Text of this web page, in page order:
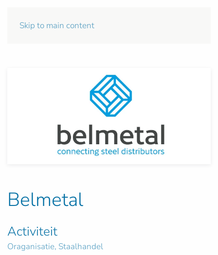
Skip to main content
Belmetal
Activiteit
Oraganisatie, Staalhandel